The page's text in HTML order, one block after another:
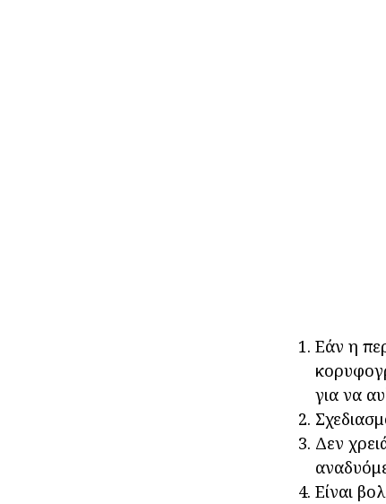
Εάν η
για να
Δεν
Είναι